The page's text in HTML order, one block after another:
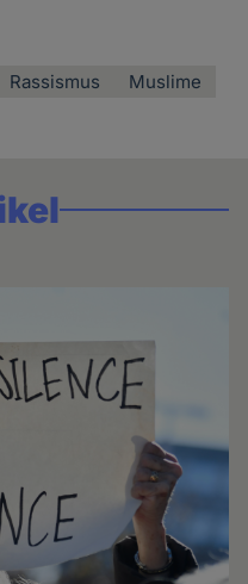
Rassismus
Muslime